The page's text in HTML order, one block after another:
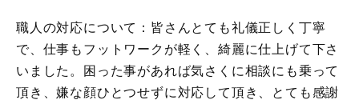
職人の対応について：皆さんとても礼儀正しく丁寧
で、仕事もフットワークが軽く、綺麗に仕上げて下さ
いました。困った事があれば気さくに相談にも乗って
頂き、嫌な顔ひとつせずに対応して頂き、とても感謝